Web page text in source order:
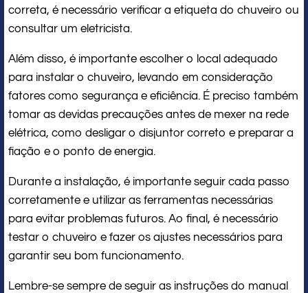
correta, é necessário verificar a etiqueta do chuveiro ou
consultar um eletricista.
Além disso, é importante escolher o local adequado
para instalar o chuveiro, levando em consideração
fatores como segurança e eficiência. É preciso também
tomar as devidas precauções antes de mexer na rede
elétrica, como desligar o disjuntor correto e preparar a
fiação e o ponto de energia.
Durante a instalação, é importante seguir cada passo
corretamente e utilizar as ferramentas necessárias
para evitar problemas futuros. Ao final, é necessário
testar o chuveiro e fazer os ajustes necessários para
garantir seu bom funcionamento.
Lembre-se sempre de seguir as instruções do manual